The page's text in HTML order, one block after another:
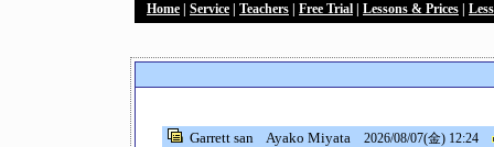
Home Service Teachers Free Trial Lessons & Prices
Garrett sanAyako Miyata 2026/08/07(金) 12:24